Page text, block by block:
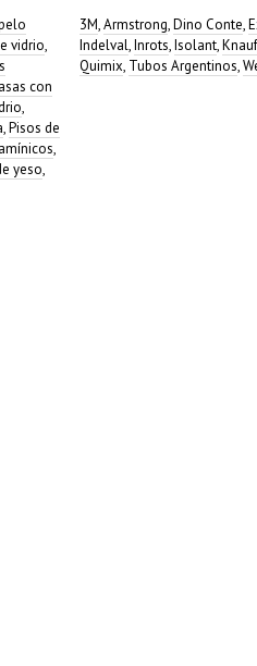
vidrio,
con
,
,Pisos de
,
yeso,
3M,Armstrong,Dino Conte,
Indelval,Inrots,Isolant,
Quimix, Tubos Argentinos,